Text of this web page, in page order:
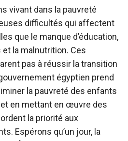
vivant dans la pauvreté
difficultés qui affectent
que le manque d’éducation,
et la malnutrition. Ces
pas à réussir la transition
égyptien prend
la pauvreté des enfants
en mettant en œuvre des
la priorité aux
Espérons qu’un jour, la